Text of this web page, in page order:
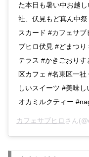
た本日も暑い中お越
社、伏見もど真ん中
スカード #カフェサ
ブヒロ伏見 #どまつ
テラス #かきごおり
区カフェ #名東区一
しいスイーツ #美味
オカミルクティー
カフェサブヒロ さん